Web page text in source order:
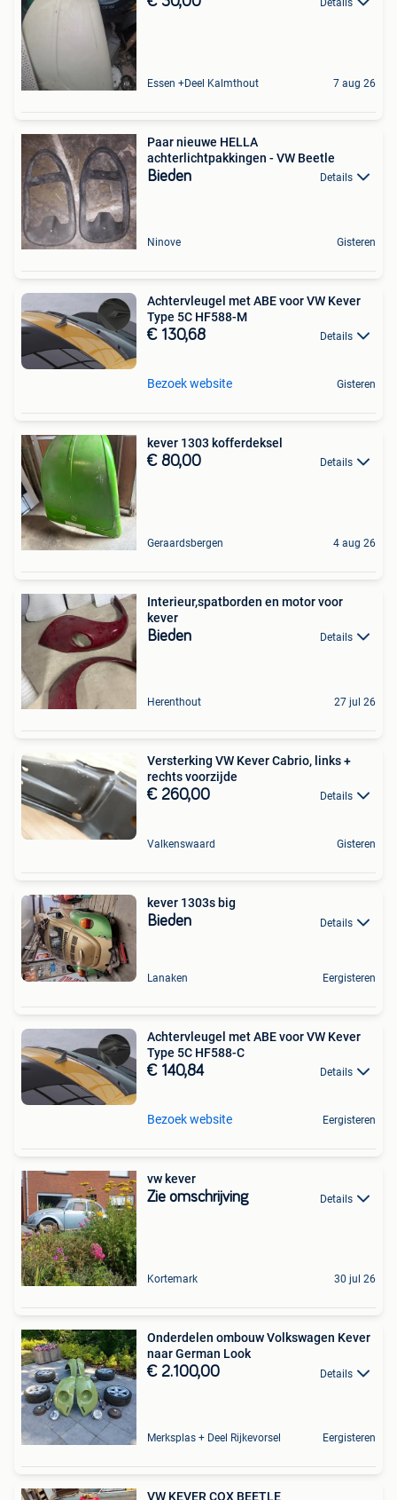
Essen +Deel Kalmthout 7 aug 26
Paar nieuwe HELLA
achterlichtpakkingen - VW Beetle
Bieden Details
Ninove Gisteren
Achtervleugel met ABE voor VW Kever
Type 5C HF588-M
€ 130,68 Details
Bezoek website Gisteren
kever 1303 kofferdeksel
€ 80,00 Details
Geraardsbergen 4 aug 26
Interieur,spatborden en motor voor
kever
Bieden Details
Herenthout 27 jul 26
Versterking VW Kever Cabrio, links +
rechts voorzijde
€ 260,00 Details
Valkenswaard Gisteren
kever 1303s big
Bieden Details
Lanaken Eergisteren
Achtervleugel met ABE voor VW Kever
Type 5C HF588-C
€ 140,84 Details
Bezoek website Eergisteren
vw kever
Zie omschrijving Details
Kortemark 30 jul 26
Onderdelen ombouw Volkswagen Kever
naar German Look
€ 2.100,00 Details
Merksplas + Deel Rijkevorsel Eergisteren
VW KEVER COX BEETLE